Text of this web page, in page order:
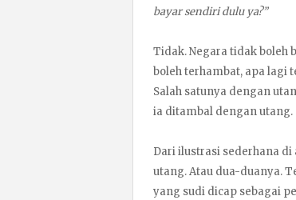
bayar sendiri dulu ya?”
Tidak. Negara tidak boleh
boleh terhambat, apa lagi
Salah satunya dengan
ia ditambal dengan utang.
Dari ilustrasi sederhana di
utang. Atau dua-duanya.
yang sudi dicap sebagai